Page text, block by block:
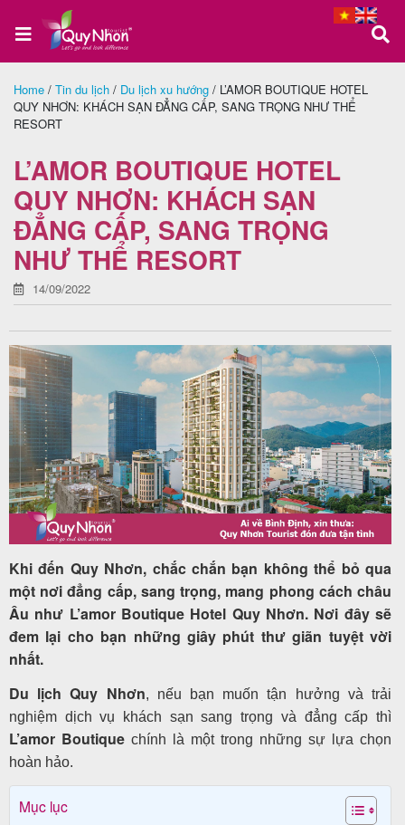
Trang
Tour
Quy
Nhơn
Tour
Phú
Yên
Tour
trong
nước
Combo
Quy
Nhơn
Lịch
hành
Home / Tin du lịch / Du lịch xu hướng / L’AMOR BOUTIQUE HOTEL
QUY NHƠN: KHÁCH SẠN ĐẲNG CẤP, SANG TRỌNG NHƯ THỂ
RESORT
L’AMOR BOUTIQUE HOTEL
QUY NHƠN: KHÁCH SẠN
ĐẲNG CẤP, SANG TRỌNG
NHƯ THỂ RESORT
14/09/2022
Khi đến Quy Nhơn, chắc chắn bạn không thể bỏ qua
một nơi đẳng cấp, sang trọng, mang phong cách châu
Âu như L’amor Boutique Hotel Quy Nhơn. Nơi đây sẽ
đem lại cho bạn những giây phút thư giãn tuyệt vời
nhất.
Du lịch Quy Nhơn, nếu bạn muốn tận hưởng và trải
nghiệm dịch vụ khách sạn sang trọng và đẳng cấp thì
L’amor Boutique chính là một trong những sự lựa chọn
hoàn hảo.
Mục lục